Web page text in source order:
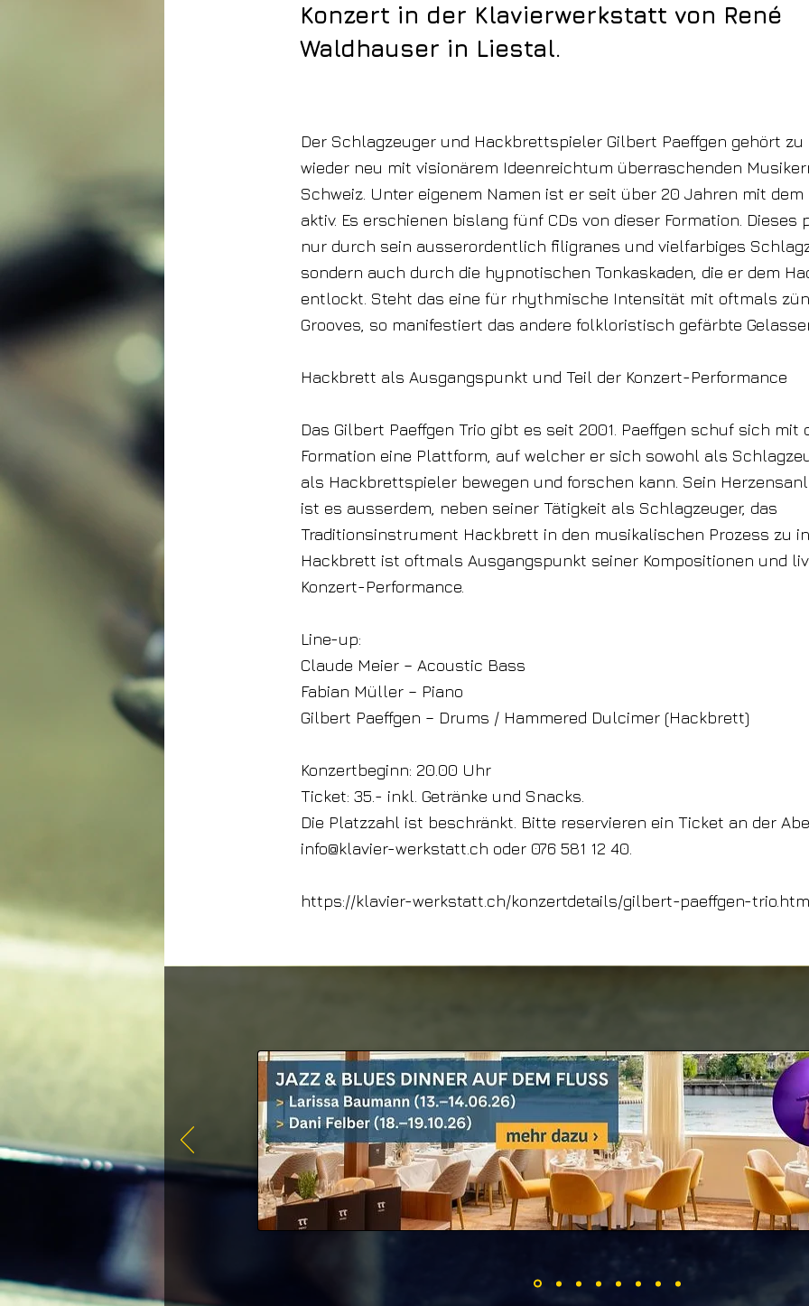
Konzert in der Klavierwerkstatt von René
Waldhauser in Liestal.
Der Schlagzeuger und Hackbrettspieler Gilbert Paeffgen gehört zu
wieder neu mit visionärem Ideenreichtum überraschenden
Schweiz. Unter eigenem Namen ist er seit über 20 Jahren mit dem
aktiv. Es erschienen bislang fünf CDs von dieser Formation. Dieses
nur durch sein ausserordentlich filigranes und vielfarbiges
sondern auch durch die hypnotischen Tonkaskaden, die er dem
entlockt. Steht das eine für rhythmische Intensität mit oftmals
Grooves, so manifestiert das andere folkloristisch gefärbte
Hackbrett als Ausgangspunkt und Teil der Konzert-Performance
Das Gilbert Paeffgen Trio gibt es seit 2001. Paeffgen schuf sich mit
Formation eine Plattform, auf welcher er sich sowohl als
als Hackbrettspieler bewegen und forschen kann. Sein
ist es ausserdem, neben seiner Tätigkeit als Schlagzeuger, das
Traditionsinstrument Hackbrett in den musikalischen Prozess zu
Hackbrett ist oftmals Ausgangspunkt seiner Kompositionen und
Konzert-Performance.
Line-up:
Claude Meier – Acoustic Bass
Fabian Müller – Piano
Gilbert Paeffgen – Drums / Hammered Dulcimer (Hackbrett)
Konzertbeginn: 20.00 Uhr
Ticket: 35.- inkl. Getränke und Snacks.
Die Platzzahl ist beschränkt. Bitte reservieren ein Ticket an der
info@klavier-werkstatt.ch oder 076 581 12 40.
https://klavier-werkstatt.ch/konzertdetails/gilbert-paeffgen-